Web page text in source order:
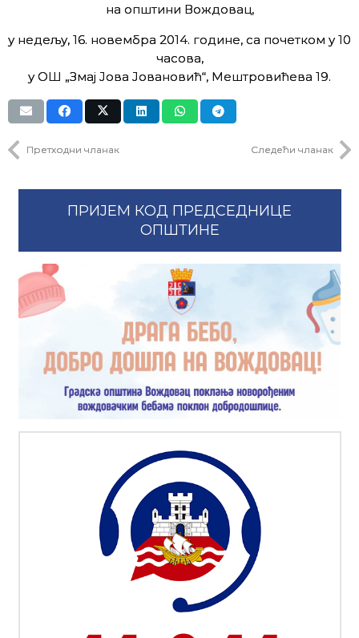
на општини Вождовац,
у недељу, 16. новембра 2014. године, са почетком у 10
часова,
у ОШ „Змај Јова Јовановић“, Мештровићева 19.
Претходни чланак Следећи чланак
ПРИЈЕМ КОД ПРЕДСЕДНИЦЕ
ОПШТИНЕ